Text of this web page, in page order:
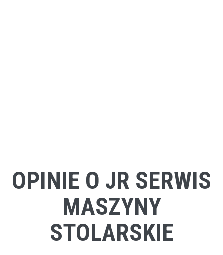
OPINIE O JR SERWIS
MASZYNY
STOLARSKIE